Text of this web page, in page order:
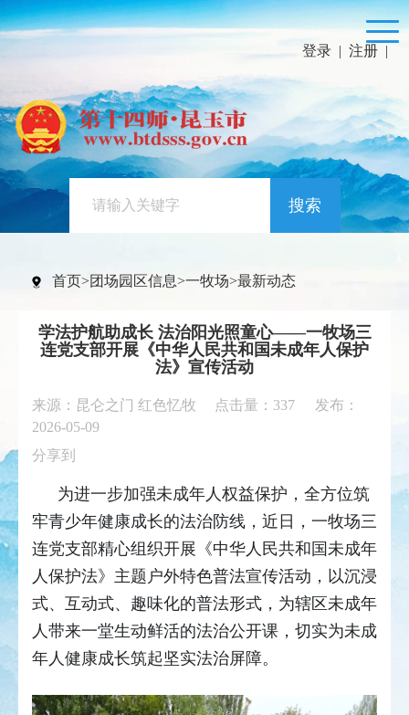
登录 | 注册 |
搜索
首页>团场园区信息>一牧场>最新动态
学法护航助成长 法治阳光照童心——一牧场三
连党支部开展《中华人民共和国未成年人保护
法》宣传活动
来源：昆仑之门 红色忆牧 点击量： 337
发布：
2026-05-09
分享到
为进一步加强未成年人权益保护，全方位筑
牢青少年健康成长的法治防线，近日，一牧场三
连党支部精心组织开展《中华人民共和国未成年
人保护法》主题户外特色普法宣传活动，以沉浸
式、互动式、趣味化的普法形式，为辖区未成年
人带来一堂生动鲜活的法治公开课，切实为未成
年人健康成长筑起坚实法治屏障。